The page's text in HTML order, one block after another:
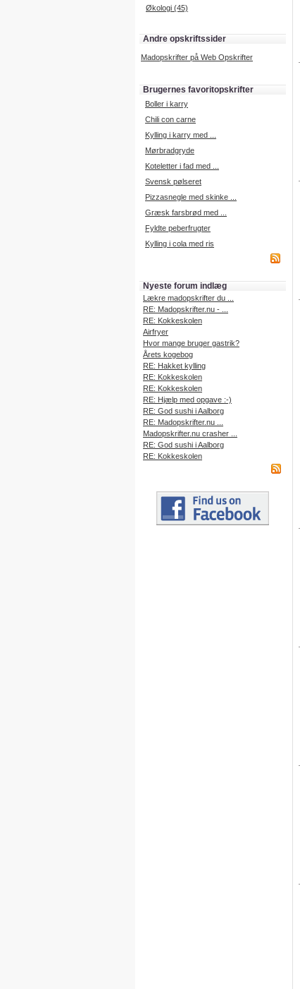
Økologi (45)
Andre opskriftssider
Madopskrifter på Web Opskrifter
Brugernes favoritopskrifter
Boller i karry
Chili con carne
Kylling i karry med ...
Mørbradgryde
Koteletter i fad med ...
Svensk pølseret
Pizzasnegle med skinke ...
Græsk farsbrød med ...
Fyldte peberfrugter
Kylling i cola med ris
Nyeste forum indlæg
Lækre madopskrifter du ...
RE: Madopskrifter.nu - ...
RE: Kokkeskolen
Airfryer
Hvor mange bruger gastrik?
Årets kogebog
RE: Hakket kylling
RE: Kokkeskolen
RE: Kokkeskolen
RE: Hjælp med opgave :-)
RE: God sushi i Aalborg
RE: Madopskrifter.nu ...
Madopskrifter.nu crasher ...
RE: God sushi i Aalborg
RE: Kokkeskolen